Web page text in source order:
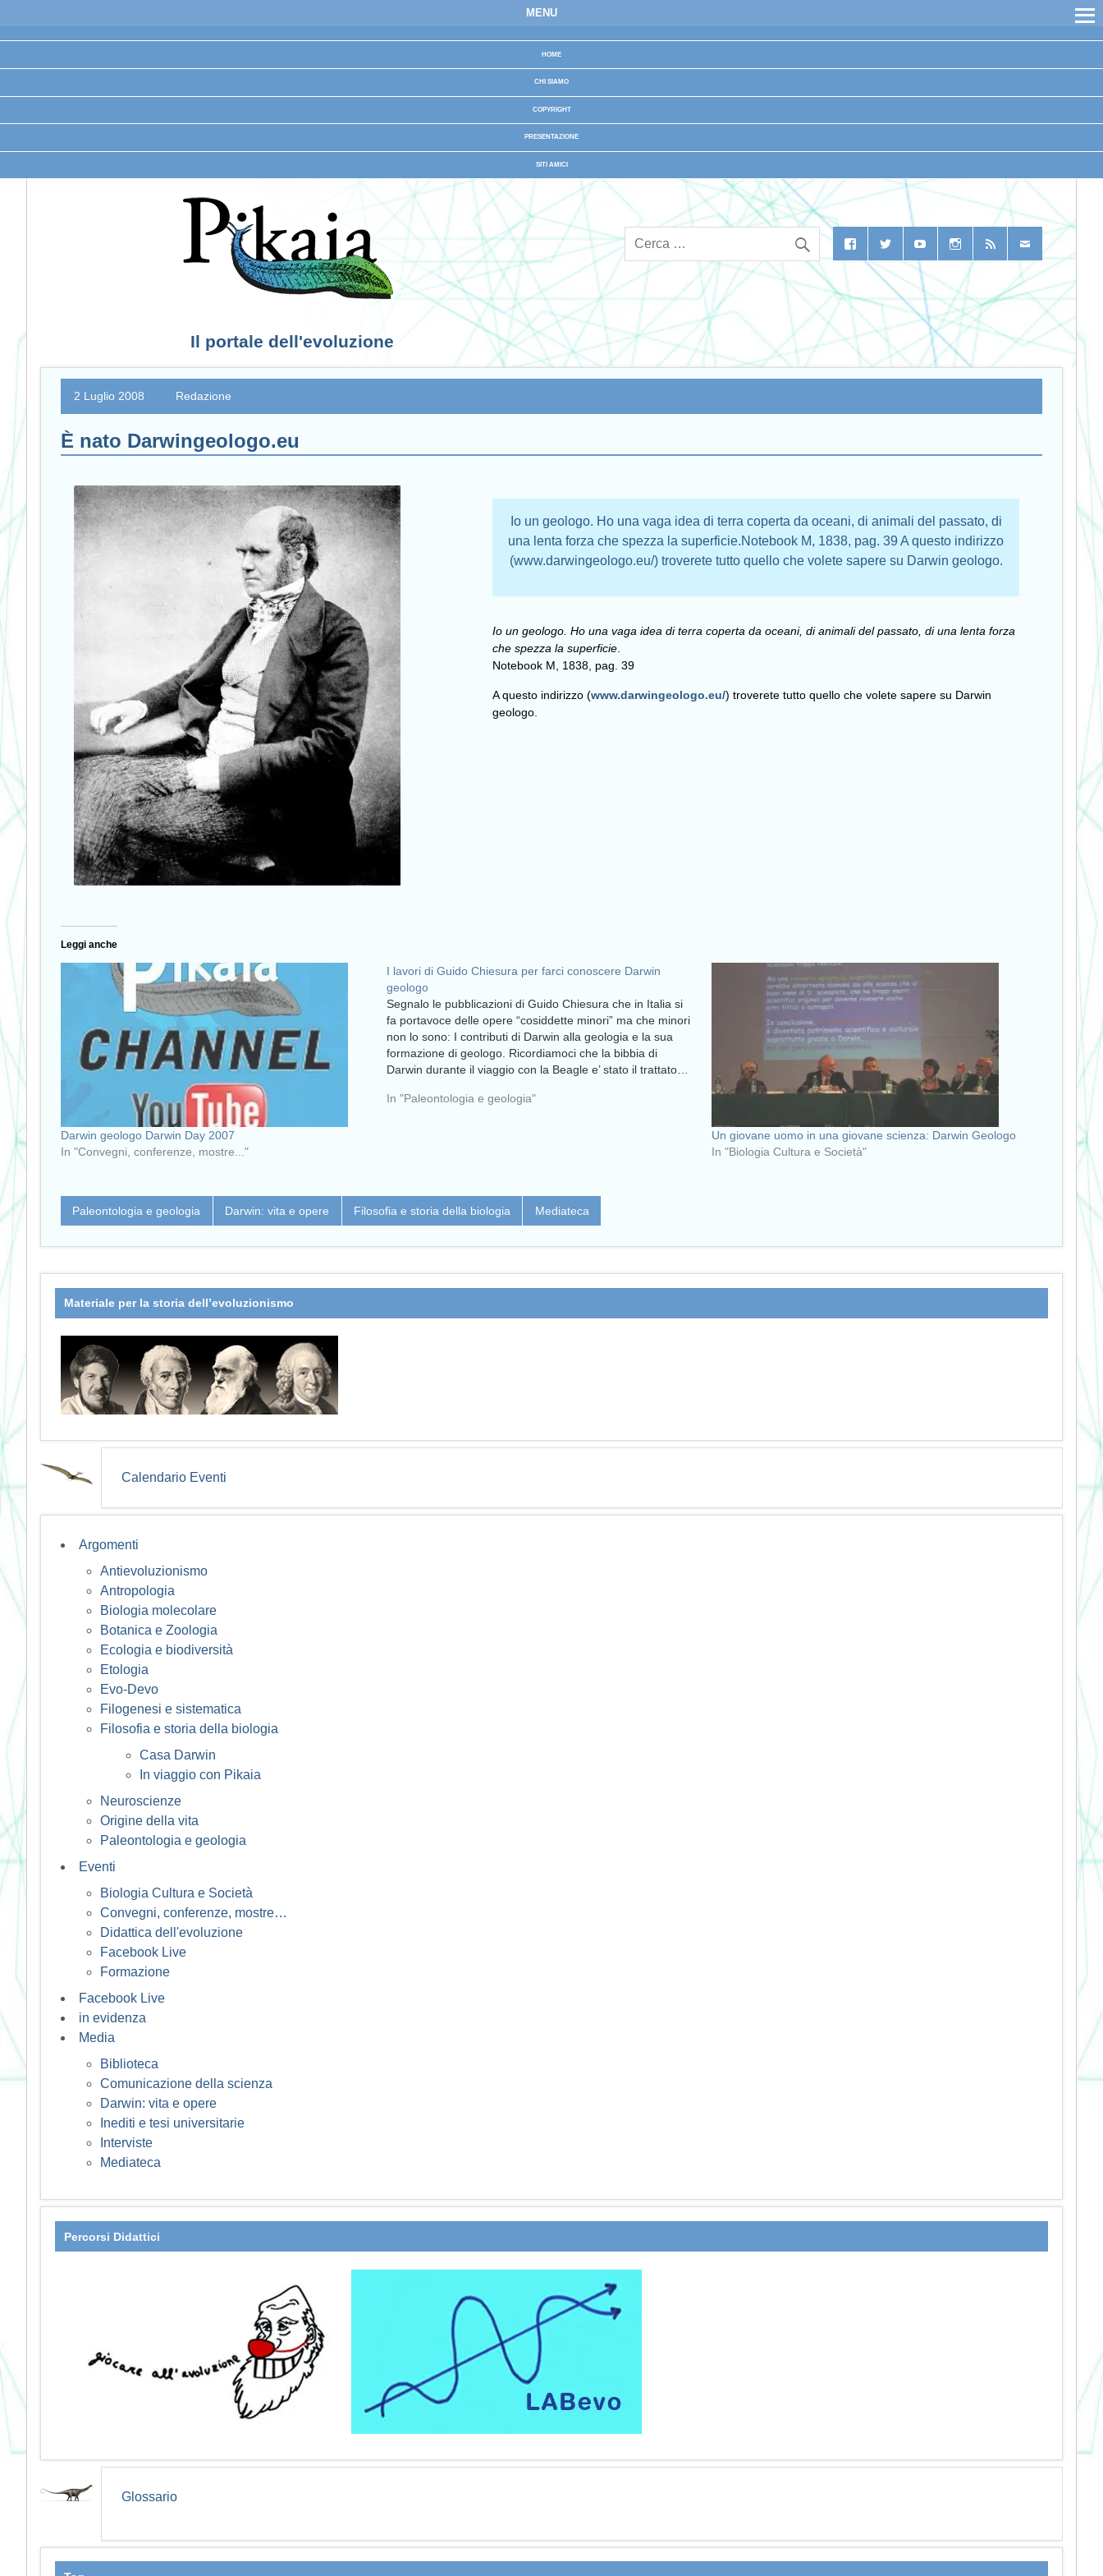
MENU
HOME
CHI SIAMO
COPYRIGHT
PRESENTAZIONE
SITI AMICI
Il portale dell'evoluzione
2 Luglio 2008 Redazione
È nato Darwingeologo.eu
Io un geologo. Ho una vaga idea di terra coperta da oceani, di animali del passato, di
una lenta forza che spezza la superficie.Notebook M, 1838, pag. 39 A questo indirizzo
(www.darwingeologo.eu/) troverete tutto quello che volete sapere su Darwin geologo.
Io un geologo. Ho una vaga idea di terra coperta da oceani, di animali del passato, di una lenta forza
che spezza la superficie
Notebook M, 1838, pag. 39
A questo indirizzo (www.darwingeologo.eu/) troverete tutto quello che volete sapere su Darwin
geologo.
Leggi anche
Darwin geologo Darwin Day 2007
In "Convegni, conferenze, mostre..."
I lavori di Guido Chiesura per farci conoscere Darwin
geologo
Segnalo le pubblicazioni di Guido Chiesura che in Italia si
fa portavoce delle opere “cosiddette minori” ma che minori
non lo sono: I contributi di Darwin alla geologia e la sua
formazione di geologo. Ricordiamoci che la bibbia di
Darwin durante il viaggio con la Beagle e’ stato il trattato…
In "Paleontologia e geologia"
Un giovane uomo in una giovane scienza: Darwin Geologo
In "Biologia Cultura e Società"
Paleontologia e geologia Darwin: vita e opere Filosofia e storia della biologia Mediateca
Materiale per la storia dell’evoluzionismo
Calendario Eventi
Argomenti
Antievoluzionismo
Antropologia
Biologia molecolare
Botanica e Zoologia
Ecologia e biodiversità
Etologia
Evo-Devo
Filogenesi e sistematica
Filosofia e storia della biologia
Casa Darwin
In viaggio con Pikaia
Neuroscienze
Origine della vita
Paleontologia e geologia
Eventi
Biologia Cultura e Società
Convegni, conferenze, mostre…
Didattica dell'evoluzione
Facebook Live
Formazione
Facebook Live
in evidenza
Media
Biblioteca
Comunicazione della scienza
Darwin: vita e opere
Inediti e tesi universitarie
Interviste
Mediateca
Percorsi Didattici
Glossario